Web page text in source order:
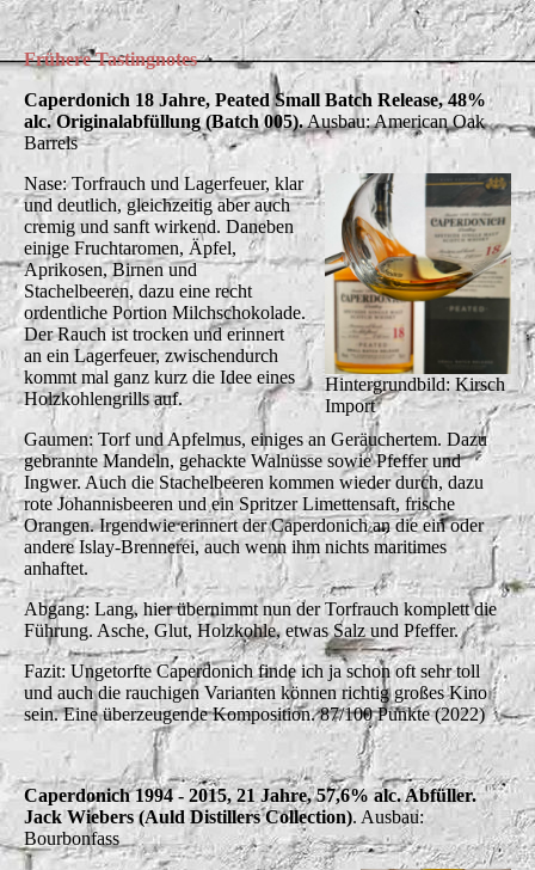
Frühere Tastingnotes
Caperdonich 18 Jahre, Peated Small Batch Release, 48%
alc. Originalabfüllung (Batch 005).Ausbau: American Oak
Barrels
Hintergrundbild: Kirsch
Import
Nase: Torfrauch und Lagerfeuer, klar
und deutlich, gleichzeitig aber auch
cremig und sanft wirkend. Daneben
einige Fruchtaromen, Äpfel,
Aprikosen, Birnen und
Stachelbeeren, dazu eine recht
ordentliche Portion Milchschokolade.
Der Rauch ist trocken und erinnert
an ein Lagerfeuer, zwischendurch
kommt mal ganz kurz die Idee eines
Holzkohlengrills auf.
Gaumen: Torf und Apfelmus, einiges an Geräuchertem. Dazu
gebrannte Mandeln, gehackte Walnüsse sowie Pfeffer und
Ingwer. Auch die Stachelbeeren kommen wieder durch, dazu
rote Johannisbeeren und ein Spritzer Limettensaft, frische
Orangen. Irgendwie erinnert der Caperdonich an die ein oder
andere Islay-Brennerei, auch wenn ihm nichts maritimes
anhaftet.
Abgang: Lang, hier übernimmt nun der Torfrauch komplett die
Führung. Asche, Glut, Holzkohle, etwas Salz und Pfeffer.
Fazit: Ungetorfte Caperdonich finde ich ja schon oft sehr toll
und auch die rauchigen Varianten können richtig großes Kino
sein. Eine überzeugende Komposition. 87/100 Punkte (2022)
Caperdonich 1994 - 2015, 21 Jahre, 57,6% alc. Abfüller.
Jack Wiebers (Auld Distillers Collection). Ausbau:
Bourbonfass